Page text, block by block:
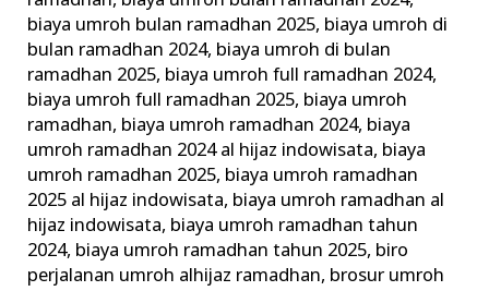
biaya umroh bulan ramadhan 2025, biaya umroh di
bulan ramadhan 2024, biaya umroh di bulan
ramadhan 2025, biaya umroh full ramadhan 2024,
biaya umroh full ramadhan 2025, biaya umroh
ramadhan, biaya umroh ramadhan 2024, biaya
umroh ramadhan 2024 al hijaz indowisata, biaya
umroh ramadhan 2025, biaya umroh ramadhan
2025 al hijaz indowisata, biaya umroh ramadhan al
hijaz indowisata, biaya umroh ramadhan tahun
2024, biaya umroh ramadhan tahun 2025, biro
perjalanan umroh alhijaz ramadhan, brosur umroh